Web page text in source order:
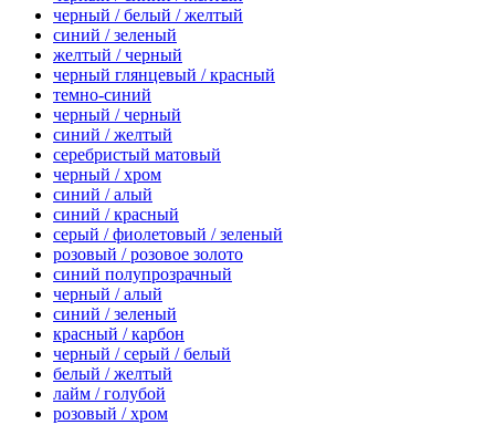
черный / белый / желтый
синий / зеленый
желтый / черный
черный глянцевый / красный
темно-синий
черный / черный
синий / желтый
серебристый матовый
черный / хром
синий / алый
синий / красный
серый / фиолетовый / зеленый
розовый / розовое золото
синий полупрозрачный
черный / алый
синий / зеленый
красный / карбон
черный / серый / белый
белый / желтый
лайм / голубой
розовый / хром